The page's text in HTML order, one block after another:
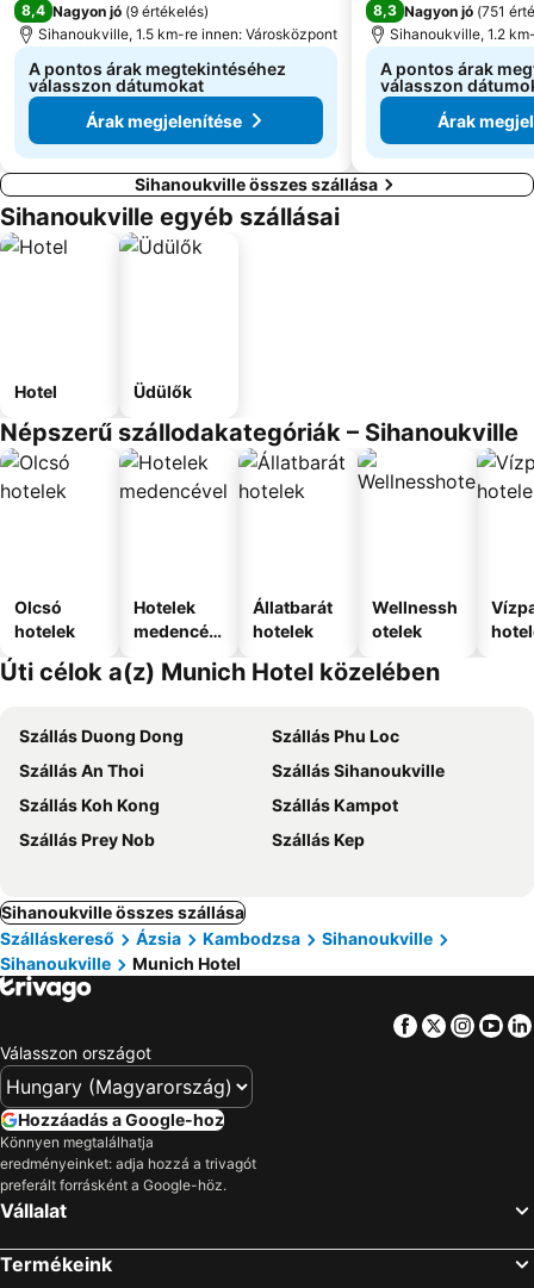
8,4 Nagyon jó (9 értékelés)
Sihanoukville, 1.5 km-re innen: Városközpont
A pontos árak megtekintéséhez
válasszon dátumokat
Árak megjelenítése
8,3 Nagyon jó (751
Sihanoukville, 1.2
A pontos árak
válasszon
Árak
Sihanoukville összes szállása
Sihanoukville egyéb szállásai
Hotel Üdülők
Népszerű szállodakategóriák – Sihanoukville
Olcsó
hotelek
Hotelek
medencév
Állatbarát
hotelek
Wellnessh
otelek
Úti célok a(z) Munich Hotel közelében
Szállás Duong Dong
Szállás Phu Loc
Szállás An Thoi
Szállás Sihanoukville
Szállás Koh Kong
Szállás Kampot
Szállás Prey Nob
Szállás Kep
Sihanoukville összes szállása
Szálláskereső
Ázsia Kambodzsa
Sihanoukville
Sihanoukville
Munich Hotel
Facebook
Twitter
Válasszon országot
Hozzáadás a Google-hoz
Könnyen megtalálhatja
eredményeinket: adja hozzá a trivagót
preferált forrásként a Google-höz.
Vállalat
Termékeink